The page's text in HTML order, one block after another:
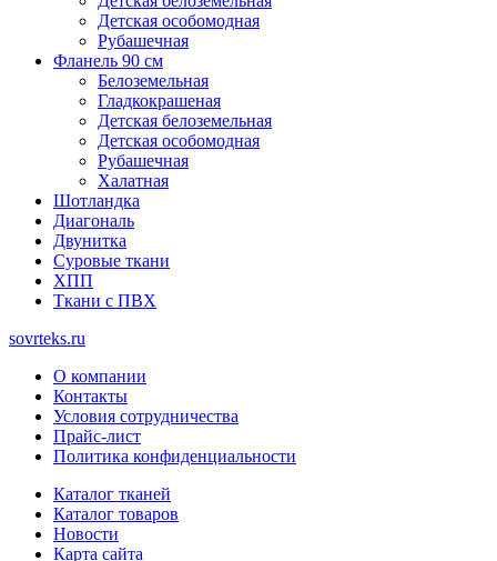
Детская особомодная
Рубашечная
Фланель 90 см
Белоземельная
Гладкокрашеная
Детская белоземельная
Детская особомодная
Рубашечная
Халатная
Шотландка
Диагональ
Двунитка
Суровые ткани
ХПП
Ткани с ПВХ
sovrteks.ru
О компании
Контакты
Условия сотрудничества
Прайс-лист
Политика конфиденциальности
Каталог тканей
Каталог товаров
Новости
Карта сайта